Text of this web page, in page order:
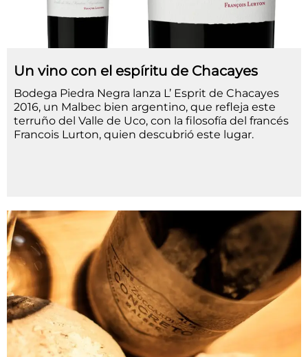
Un vino con el espíritu de Chacayes
Bodega Piedra Negra lanza L’ Esprit de Chacayes
2016, un Malbec bien argentino, que refleja este
terruño del Valle de Uco, con la filosofía del francés
Francois Lurton, quien descubrió este lugar.